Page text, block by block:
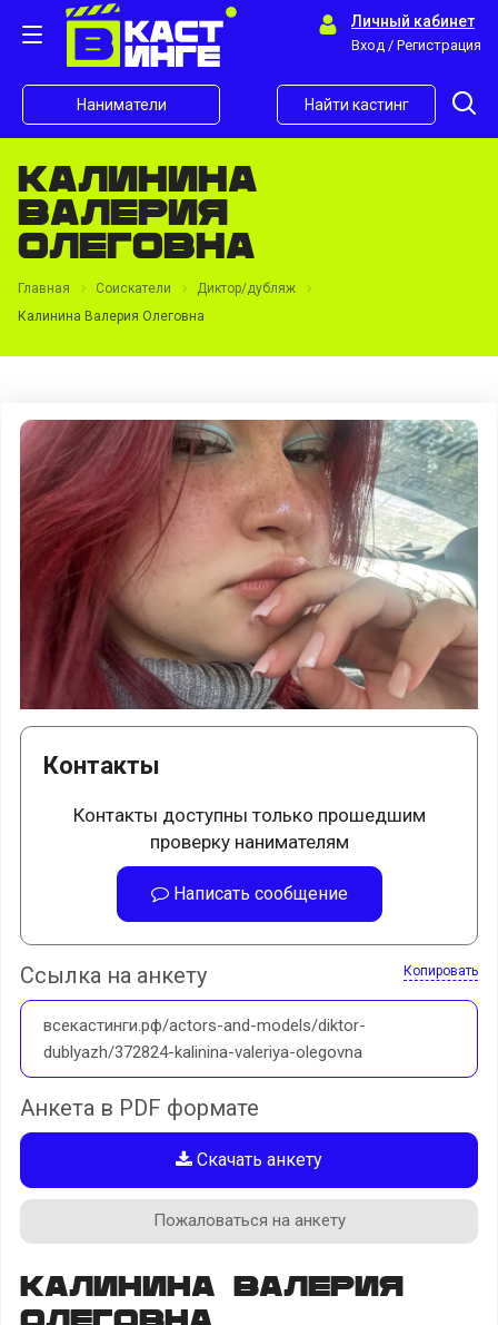
Личный кабинет
Вход / Регистрация
Наниматели Найти кастинг
Калинина
Валерия
Олеговна
Главная Соискатели
Диктор/дубляж
Калинина Валерия Олеговна
Контакты
Контакты доступны только прошедшим
проверку нанимателям
Написать сообщение
Ссылка на анкету Копировать
всекастинги.рф/actors-and-models/diktor-
dublyazh/372824-kalinina-valeriya-olegovna
Анкета в PDF формате
Скачать анкету
Пожаловаться на анкету
Калинина Валерия
Олеговна